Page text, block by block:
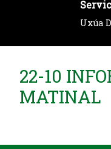
Uxúa
22-10
MATINAL